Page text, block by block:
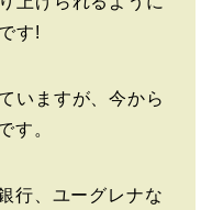
す!
いますが、今から
す。
行、ユーグレナな